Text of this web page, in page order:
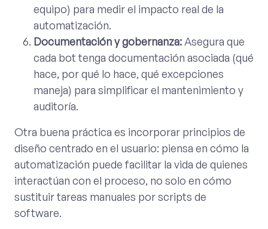
equipo) para medir el impacto real de la
automatización.
Documentación y gobernanza: Asegura que
cada bot tenga documentación asociada (qué
hace, por qué lo hace, qué excepciones
maneja) para simplificar el mantenimiento y
auditoría.
Otra buena práctica es incorporar principios de
diseño centrado en el usuario: piensa en cómo la
automatización puede facilitar la vida de quienes
interactúan con el proceso, no solo en cómo
sustituir tareas manuales por scripts de
software.